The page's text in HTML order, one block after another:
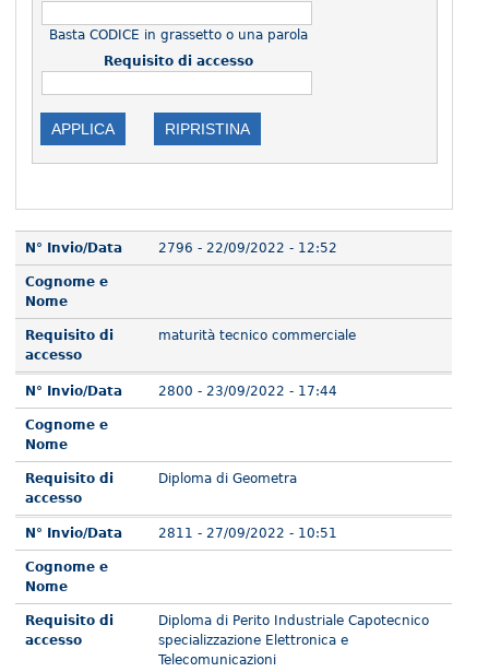
Basta CODICE in grassetto o una parola
Requisito di accesso
N° Invio/Data 2796 - 22/09/2022 - 12:52
Cognome e
Nome
Requisito di
accesso
maturità tecnico commerciale
N° Invio/Data 2800 - 23/09/2022 - 17:44
Cognome e
Nome
Requisito di
accesso
Diploma di Geometra
N° Invio/Data 2811 - 27/09/2022 - 10:51
Cognome e
Nome
Requisito di
accesso
Diploma di Perito Industriale Capotecnico
specializzazione Elettronica e
Telecomunicazioni